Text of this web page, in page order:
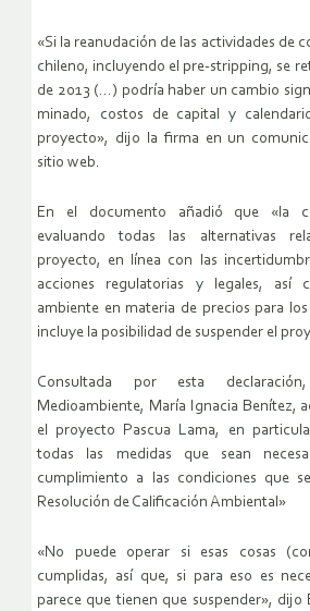
«Si la reanudación de las actividades de
chileno, incluyendo el pre-stripping, se
de 2013 (…) podría haber un cambio
minado, costos de capital y
proyecto», dijo la firma en un
sitio web.
En el documento añadió que «la
evaluando todas las alternativas
proyecto, en línea con las
acciones regulatorias y legales, así
ambiente en materia de precios para
incluye la posibilidad de suspender el
Consultada por esta
Medioambiente, María Ignacia Benítez,
el proyecto Pascua Lama, en
todas las medidas que sean
cumplimiento a las condiciones que
Resolución de Calificación Ambiental»
«No puede operar si esas cosas
cumplidas, así que, si para eso es
parece que tienen que suspender», dijo